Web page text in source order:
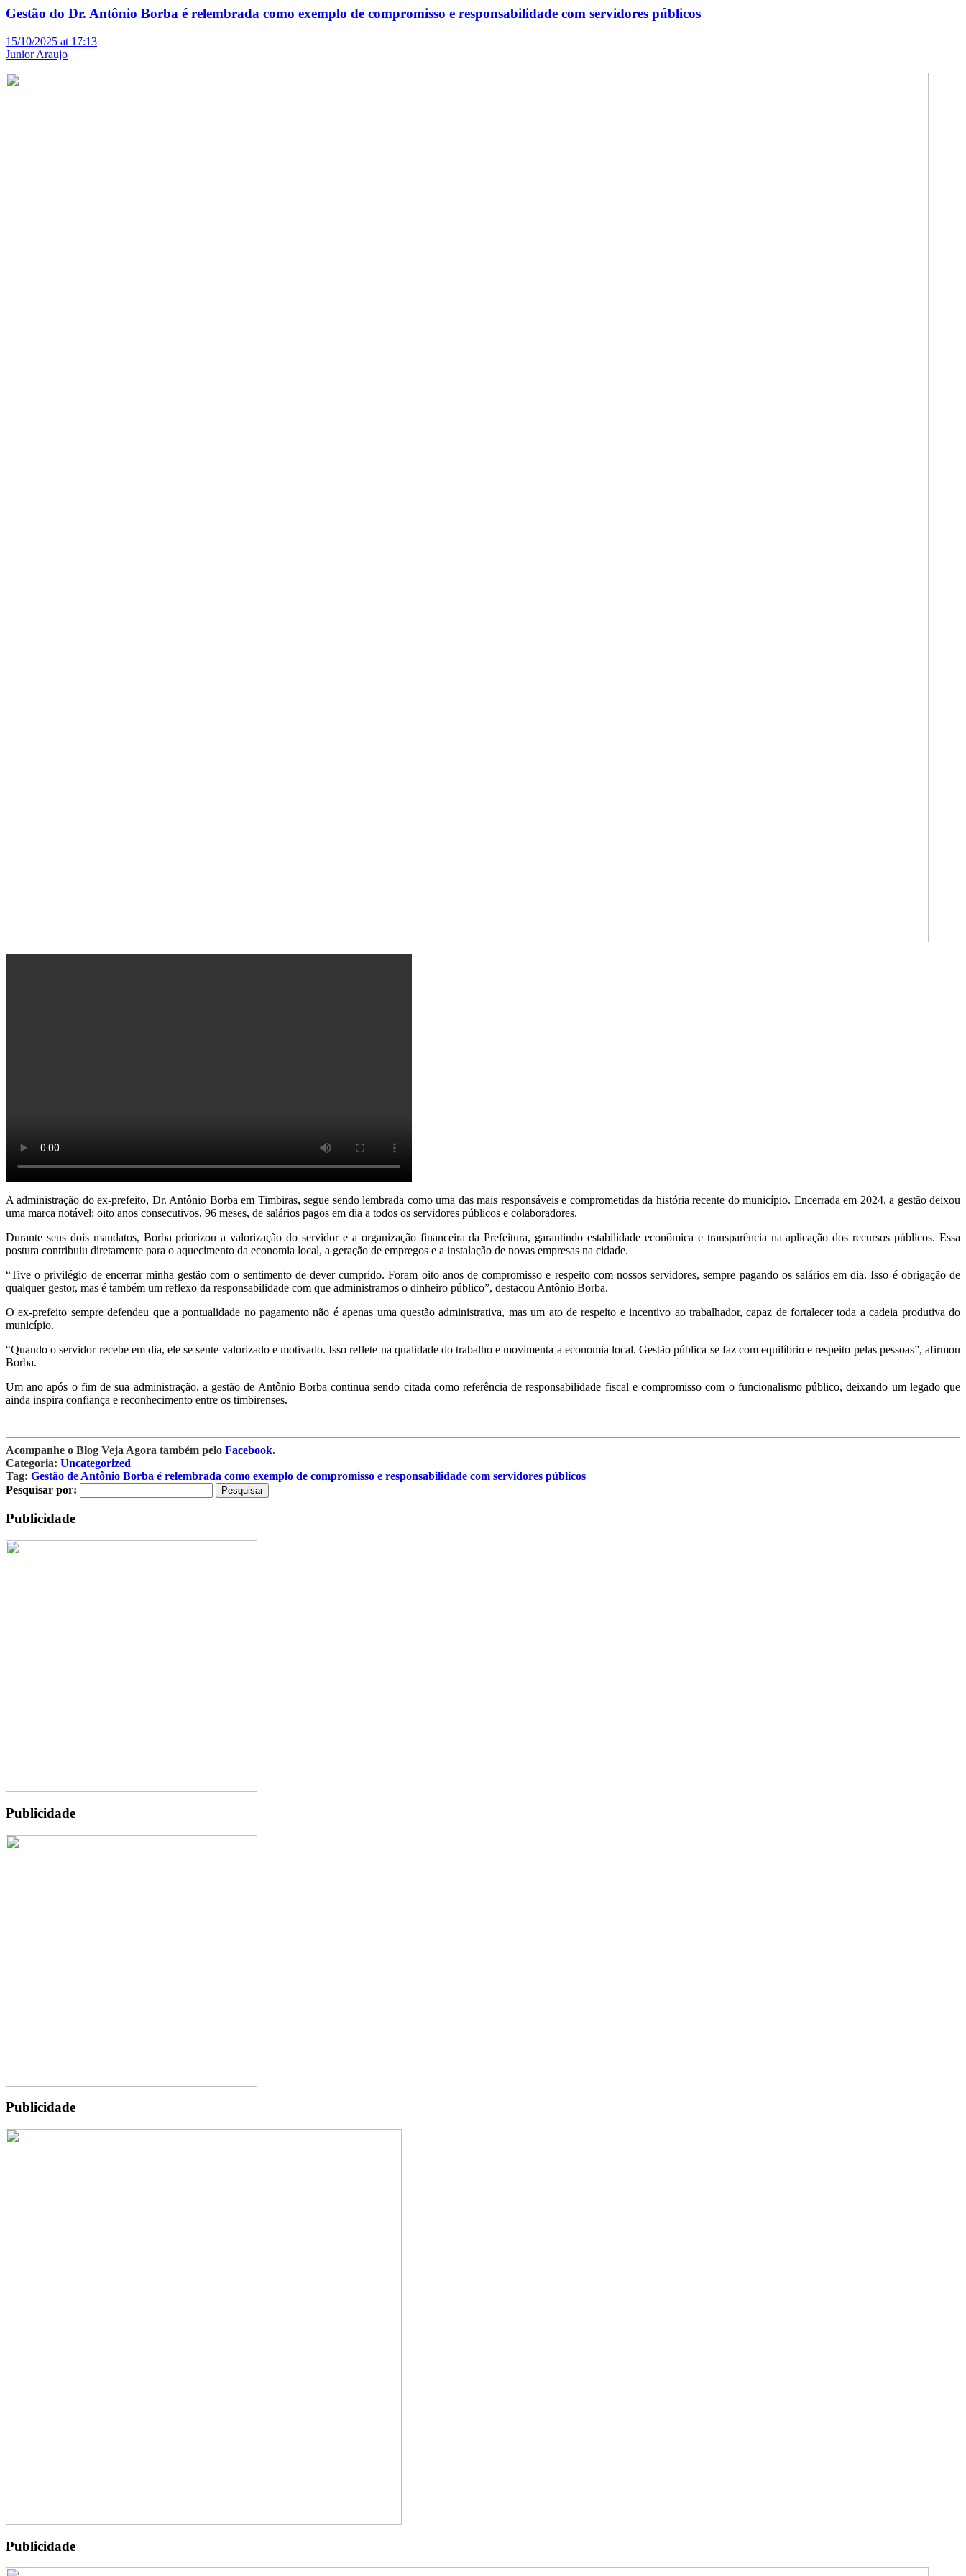
Gestão do Dr. Antônio Borba é relembrada como exemplo de compromisso e responsabilidade com servidores públicos
15/10/2025 at 17:13
Junior Araujo
A administração do ex-prefeito, Dr. Antônio Borba em Timbiras, segue sendo lembrada como uma das mais responsáveis e comprometidas da história recente do município. Encerrada em 2024, a gestão deixou
uma marca notável: oito anos consecutivos, 96 meses, de salários pagos em dia a todos os servidores públicos e colaboradores.
Durante seus dois mandatos, Borba priorizou a valorização do servidor e a organização financeira da Prefeitura, garantindo estabilidade econômica e transparência na aplicação dos recursos públicos. Essa
postura contribuiu diretamente para o aquecimento da economia local, a geração de empregos e a instalação de novas empresas na cidade.
“Tive o privilégio de encerrar minha gestão com o sentimento de dever cumprido. Foram oito anos de compromisso e respeito com nossos servidores, sempre pagando os salários em dia. Isso é obrigação de
qualquer gestor, mas é também um reflexo da responsabilidade com que administramos o dinheiro público”, destacou Antônio Borba.
O ex-prefeito sempre defendeu que a pontualidade no pagamento não é apenas uma questão administrativa, mas um ato de respeito e incentivo ao trabalhador, capaz de fortalecer toda a cadeia produtiva do
município.
“Quando o servidor recebe em dia, ele se sente valorizado e motivado. Isso reflete na qualidade do trabalho e movimenta a economia local. Gestão pública se faz com equilíbrio e respeito pelas pessoas”, afirmou
Borba.
Um ano após o fim de sua administração, a gestão de Antônio Borba continua sendo citada como referência de responsabilidade fiscal e compromisso com o funcionalismo público, deixando um legado que
ainda inspira confiança e reconhecimento entre os timbirenses.
Acompanhe o Blog Veja Agora também pelo Facebook.
Categoria: Uncategorized
Tag: Gestão de Antônio Borba é relembrada como exemplo de compromisso e responsabilidade com servidores públicos
Pesquisar por:
Publicidade
Publicidade
Publicidade
Publicidade